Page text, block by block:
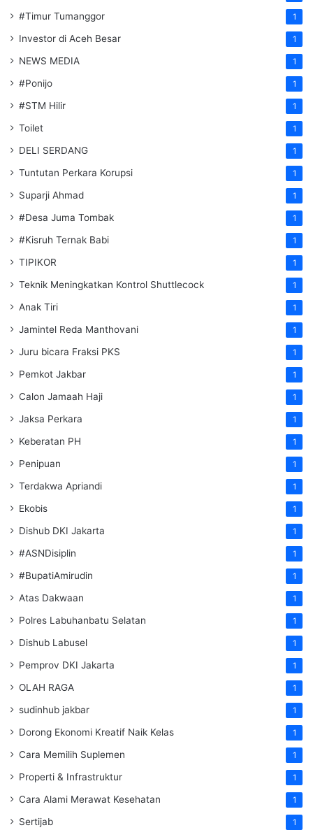
#Timur Tumanggor 1
Investor di Aceh Besar 1
NEWS MEDIA 1
#Ponijo 1
#STM Hilir 1
Toilet 1
DELI SERDANG 1
Tuntutan Perkara Korupsi 1
Suparji Ahmad 1
#Desa Juma Tombak 1
#Kisruh Ternak Babi 1
TIPIKOR 1
Teknik Meningkatkan Kontrol Shuttlecock 1
Anak Tiri 1
Jamintel Reda Manthovani 1
Juru bicara Fraksi PKS 1
Pemkot Jakbar 1
Calon Jamaah Haji 1
Jaksa Perkara 1
Keberatan PH 1
Penipuan 1
Terdakwa Apriandi 1
Ekobis 1
Dishub DKI Jakarta 1
#ASNDisiplin 1
#BupatiAmirudin 1
Atas Dakwaan 1
Polres Labuhanbatu Selatan 1
Dishub Labusel 1
Pemprov DKI Jakarta 1
OLAH RAGA 1
sudinhub jakbar 1
Dorong Ekonomi Kreatif Naik Kelas 1
Cara Memilih Suplemen 1
Properti & Infrastruktur 1
Cara Alami Merawat Kesehatan 1
Sertijab 1